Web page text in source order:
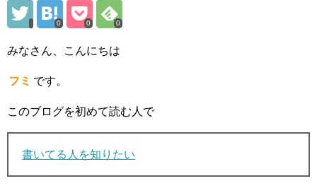
0 0 0
みなさん、こんにちは
フミ です。
このブログを初めて読む人で
書いてる人を知りたい